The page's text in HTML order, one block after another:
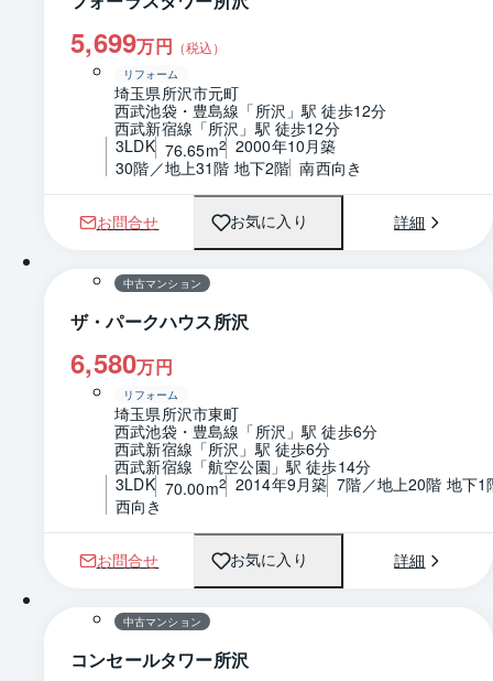
5,699万円 （税込）
リフォーム
埼玉県所沢市元町
西武池袋・豊島線「所沢」駅 徒歩12分
西武新宿線「所沢」駅 徒歩12分
3LDK 76.65m2 2000年10月築
30階／地上31階 地下2階 南西向き
お問合せ お気に入り 詳細
1 / 0 間取り
中古マンション
ザ・パークハウス所沢
6,580万円
リフォーム
埼玉県所沢市東町
西武池袋・豊島線「所沢」駅 徒歩6分
西武新宿線「所沢」駅 徒歩6分
西武新宿線「航空公園」駅 徒歩14分
3LDK 70.00m2 2014年9月築 7階／地上20階 地下1
西向き
お問合せ お気に入り 詳細
1 / 0 間取り
中古マンション
コンセールタワー所沢